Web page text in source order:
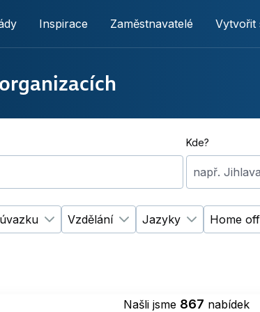
Inspirace Zaměstnavatelé Vytvořit
Kde?
např. Jihlava
Plat Změnit filtr Typ úvazku
Vzdělání
Změnit filtr Vzdělání
Jazyky
Změnit filtr
Home
Našli jsme 867 nabídek